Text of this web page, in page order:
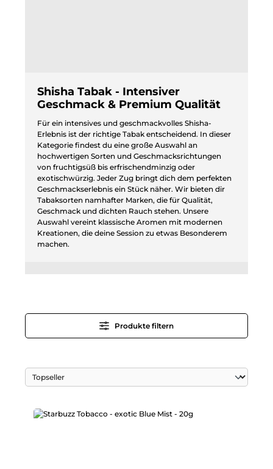
Shisha Tabak - Intensiver
Geschmack & Premium Qualität
Für ein intensives und geschmackvolles Shisha-
Erlebnis ist der richtige Tabak entscheidend. In dieser
Kategorie findest du eine große Auswahl an
hochwertigen Sorten und Geschmacksrichtungen
von fruchtigsüß bis erfrischendminzig oder
exotischwürzig. Jeder Zug bringt dich dem perfekten
Geschmackserlebnis ein Stück näher. Wir bieten dir
Tabaksorten namhafter Marken, die für Qualität,
Geschmack und dichten Rauch stehen. Unsere
Auswahl vereint klassische Aromen mit modernen
Kreationen, die deine Session zu etwas Besonderem
machen.
Produkte filtern